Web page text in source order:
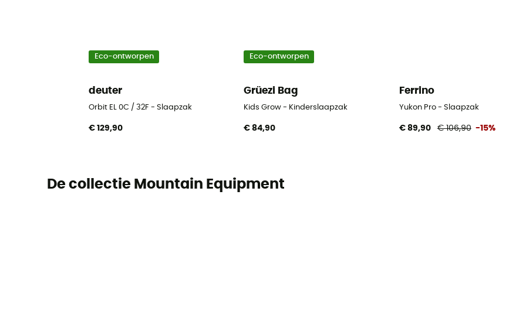
Eco-ontworpen
deuter
Orbit EL 0C / 32F - Slaapzak
€ 129,90
Eco-ontworpen
Grüezi Bag
Kids Grow - Kinderslaapzak
€ 84,90
Ferrino
Yukon Pro - Slaapzak
€ 89,90 € 106,90 -15%
De collectie Mountain Equipment